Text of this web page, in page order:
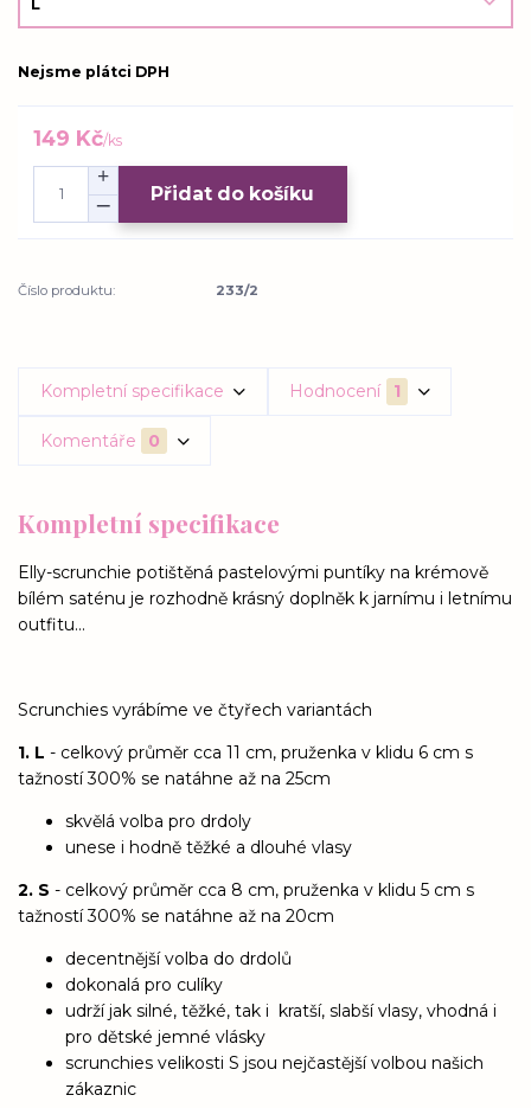
Nejsme plátci DPH
149 Kč/ks
Přidat do košíku
Číslo produktu: 233/2
Kompletní specifikace Hodnocení 1
Komentáře 0
Kompletní specifikace
Elly-scrunchie potištěná pastelovými puntíky na krémově
bílém saténu je rozhodně krásný doplněk k jarnímu i letnímu
outfitu...
Scrunchies vyrábíme ve čtyřech variantách
1. L - celkový průměr cca 11 cm, pruženka v klidu 6 cm s
tažností 300% se natáhne až na 25cm
skvělá volba pro drdoly
unese i hodně těžké a dlouhé vlasy
2. S - celkový průměr cca 8 cm, pruženka v klidu 5 cm s
tažností 300% se natáhne až na 20cm
decentnější volba do drdolů
dokonalá pro culíky
udrží jak silné, těžké, tak i kratší, slabší vlasy, vhodná i
pro dětské jemné vlásky
scrunchies velikosti S jsou nejčastější volbou našich
zákaznic